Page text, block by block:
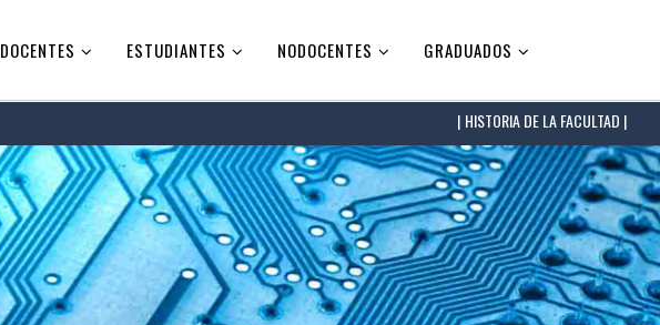
DOCENTES ESTUDIANTES NODOCENTES GRADUADOS
HISTORIA DE LA FACULTAD |